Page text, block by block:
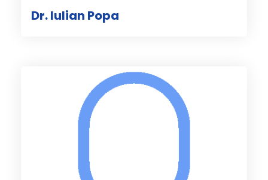
Dr. Iulian Popa